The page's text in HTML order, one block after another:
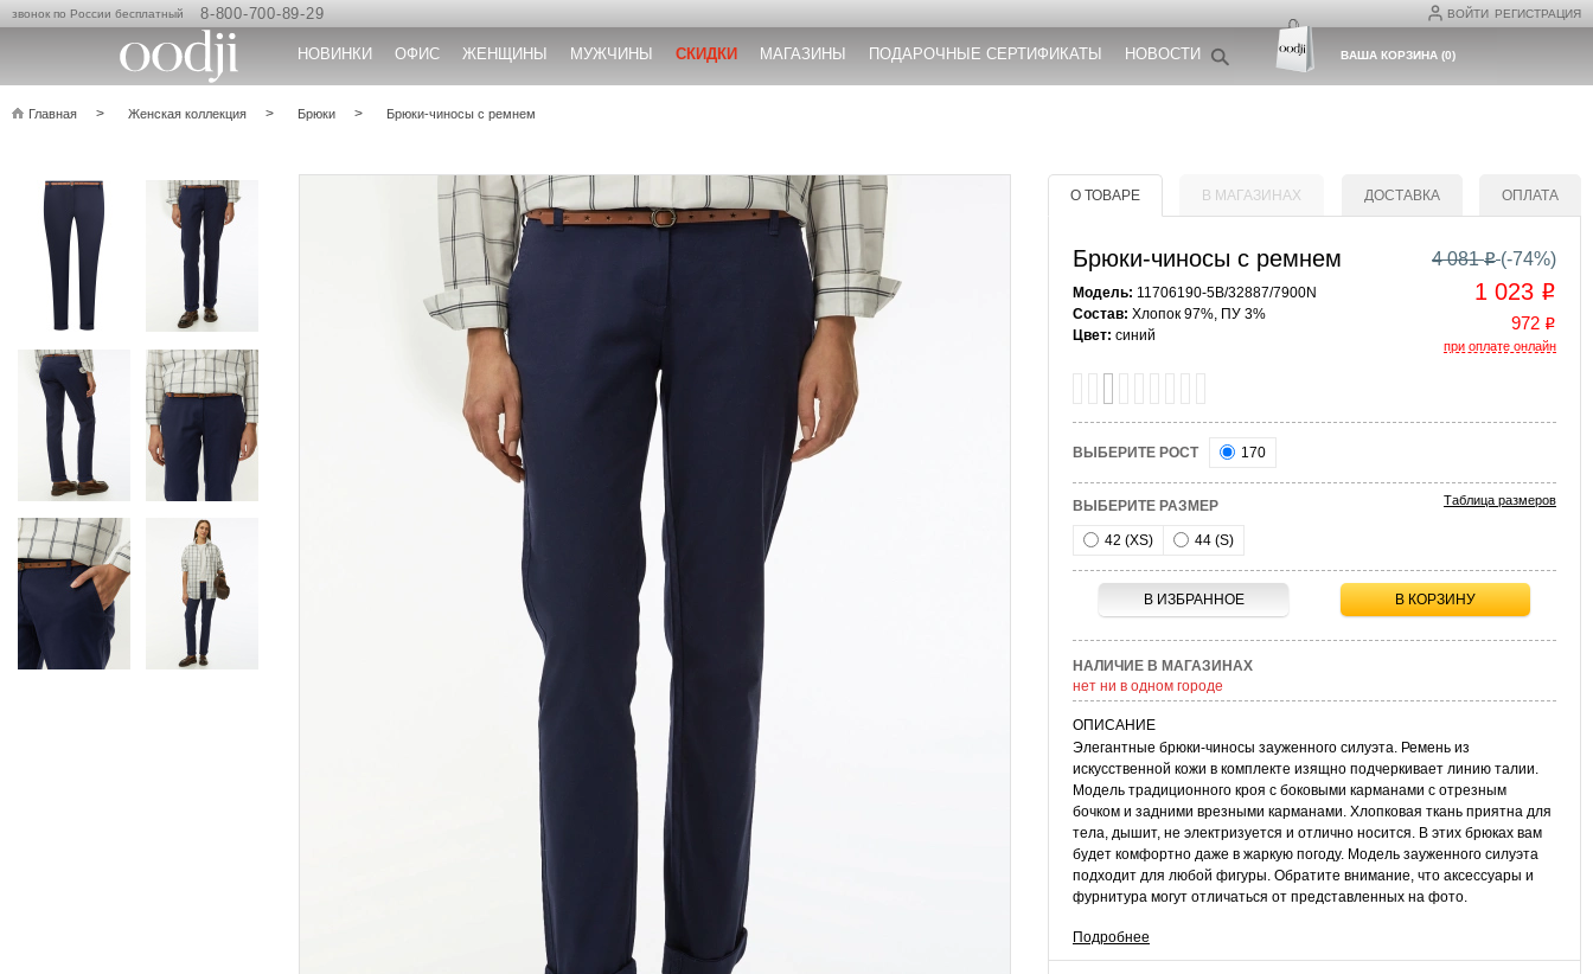
ВОЙТИ РЕГИСТРАЦИЯ
звонок по России бесплатный 8-800-700-89-29
НОВИНКИ ОФИС ЖЕНЩИНЫ МУЖЧИНЫ СКИДКИ МАГАЗИНЫ ПОДАРОЧНЫЕ СЕРТИФИКАТЫ НОВОСТИ ВАША КОРЗИНА(0)
Главная Женская коллекция Брюки Брюки-чиносы с ремнем
О ТОВАРЕ В МАГАЗИНАХ ДОСТАВКА ОПЛАТА
Брюки-чиносы с ремнем
Модель: 11706190-5B/32887/7900N
Состав: Хлопок 97%, ПУ 3%
Цвет: синий
4 081o (-74%)
1 023 o
972 o
при оплате онлайн
ВЫБЕРИТЕ РОСТ 170
ВЫБЕРИТЕ РАЗМЕР Таблица размеров
42 (XS) 44 (S)
В ИЗБРАННОЕ В КОРЗИНУ
НАЛИЧИЕ В МАГАЗИНАХ
нет ни в одном городе
ОПИСАНИЕ
Элегантные брюки-чиносы зауженного силуэта. Ремень из
искусственной кожи в комплекте изящно подчеркивает линию талии.
Модель традиционного кроя с боковыми карманами с отрезным
бочком и задними врезными карманами. Хлопковая ткань приятна для
тела, дышит, не электризуется и отлично носится. В этих брюках вам
будет комфортно даже в жаркую погоду. Модель зауженного силуэта
подходит для любой фигуры. Обратите внимание, что аксессуары и
фурнитура могут отличаться от представленных на фото.
КАК НОСИТЬ
Стильные хлопковые брюки помогут вам создать элегантный
Подробнее